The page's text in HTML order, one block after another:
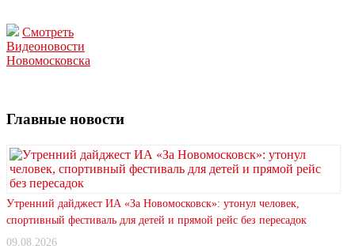
Смотреть
Видеоновости
Новомосковска
Главные новости
Утренний дайджест ИА «За Новомосковск»: утонул человек,
спортивный фестиваль для детей и прямой рейс без пересадок
09.08.2026